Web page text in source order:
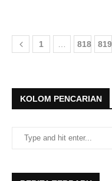
1 818 819
KOLOM PENCARIAN